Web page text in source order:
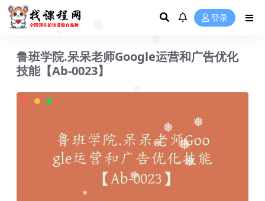
❅
❅ ❅ ❅
❅
登录
鲁班学院.呆呆老师Google运营和广告优化
技能【Ab-0023】